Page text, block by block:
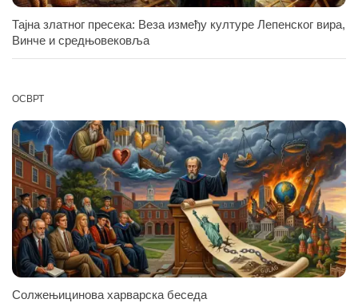
Тајна златног пресека: Веза између културе Лепенског вира,
Винче и средњовековља
ОСВРТ
Солжењицинова харварска беседа